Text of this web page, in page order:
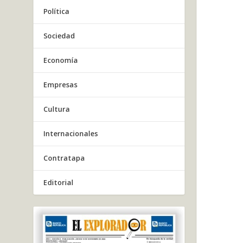
Política
Sociedad
Economía
Empresas
Cultura
Internacionales
Contratapa
Editorial